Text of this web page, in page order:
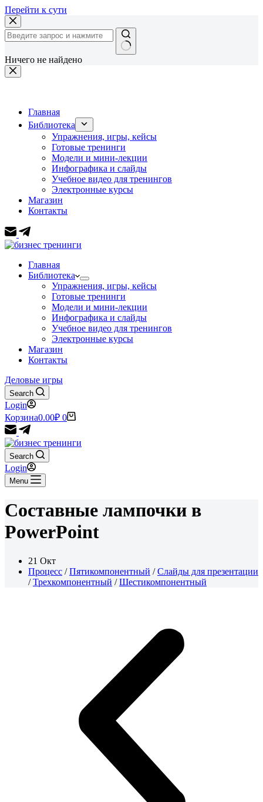
Перейти к сути
Ничего не найдено
Главная
Библиотека
Упражнения, игры, кейсы
Готовые тренинги
Модели и мини-лекции
Инфографика и слайды
Учебное видео для тренингов
Электронные курсы
Магазин
Контакты
Главная
Библиотека
Упражнения, игры, кейсы
Готовые тренинги
Модели и мини-лекции
Инфографика и слайды
Учебное видео для тренингов
Электронные курсы
Магазин
Контакты
Деловые игры
Search
Login
Корзина0.00₽ 0
Search
Login
Menu
Составные лампочки в
PowerPoint
21 Окт
Процесс /Пятикомпонентный /Слайды для презентации
/Трехкомпонентный /Шестикомпонентный